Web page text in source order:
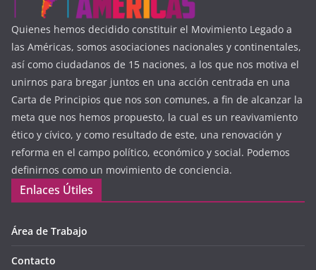
Quienes hemos decidido constituir el Movimiento Legado a
las Américas, somos asociaciones nacionales y continentales,
así como ciudadanos de 15 naciones, a los que nos motiva el
unirnos para bregar juntos en una acción centrada en una
Carta de Principios que nos son comunes, a fin de alcanzar la
meta que nos hemos propuesto, la cual es un reavivamiento
ético y cívico, y como resultado de este, una renovación y
reforma en el campo político, económico y social. Podemos
definirnos como un movimiento de conciencia.
Enlaces Útiles
Área de Trabajo
Contacto